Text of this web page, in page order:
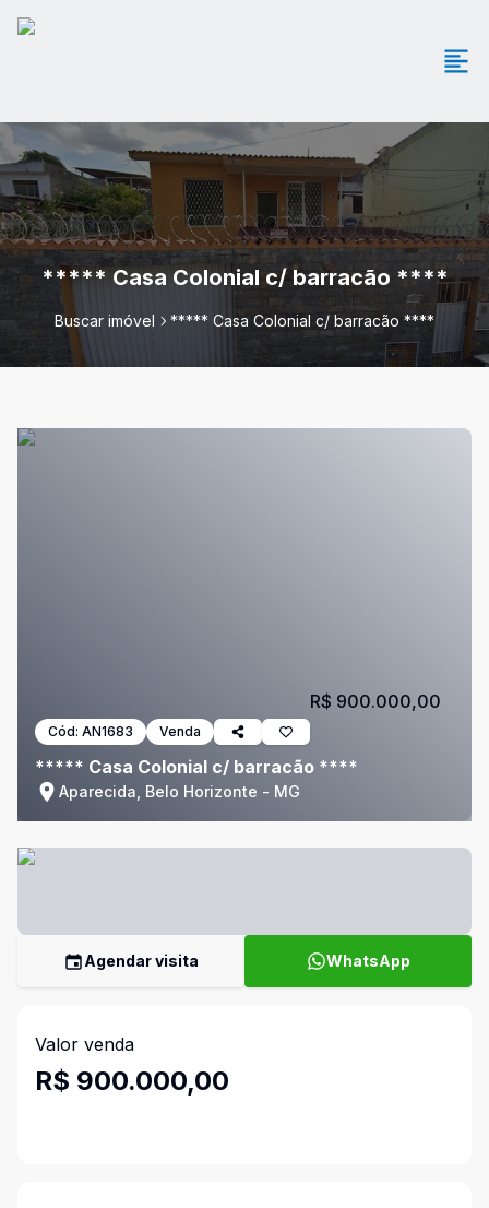
***** Casa Colonial c/ barracão ****
Buscar imóvel ***** Casa Colonial c/ barracão ****
Cód: AN1683 Venda
***** Casa Colonial c/ barracão ****
Aparecida, Belo Horizonte - MG
R$ 900.000,00
Agendar visita WhatsApp
Valor venda
R$ 900.000,00